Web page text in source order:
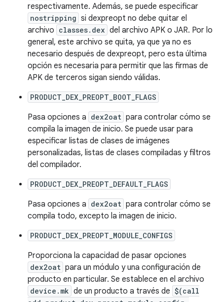
respectivamente. Además, se puede especificar
nostripping si dexpreopt no debe quitar el
archivo classes.dex del archivo APK o JAR. Por lo
general, este archivo se quita, ya que ya no es
necesario después de dexpreopt, pero esta última
opción es necesaria para permitir que las firmas de
APK de terceros sigan siendo válidas.
PRODUCT_DEX_PREOPT_BOOT_FLAGS
Pasa opciones a dex2oat para controlar cómo se
compila la imagen de inicio. Se puede usar para
especificar listas de clases de imágenes
personalizadas, listas de clases compiladas y filtros
del compilador.
PRODUCT_DEX_PREOPT_DEFAULT_FLAGS
Pasa opciones a dex2oat para controlar cómo se
compila todo, excepto la imagen de inicio.
PRODUCT_DEX_PREOPT_MODULE_CONFIGS
Proporciona la capacidad de pasar opciones
dex2oat para un módulo y una configuración de
producto en particular. Se establece en el archivo
device.mk de un producto a través de $(call